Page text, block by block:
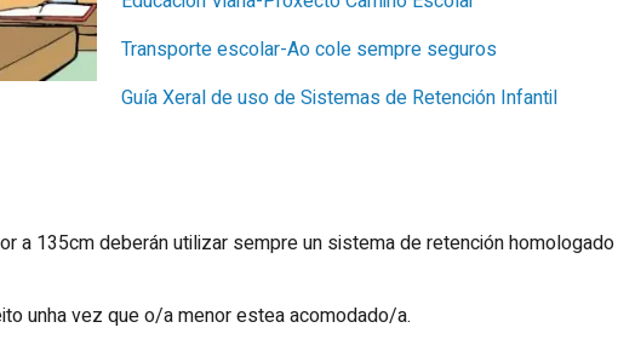
Transporte escolar-Ao cole sempre seguros
Guía Xeral de uso de Sistemas de Retención Infantil
a 135cm deberán utilizar sempre un sistema de retención homologado
unha vez que o/a menor estea acomodado/a.